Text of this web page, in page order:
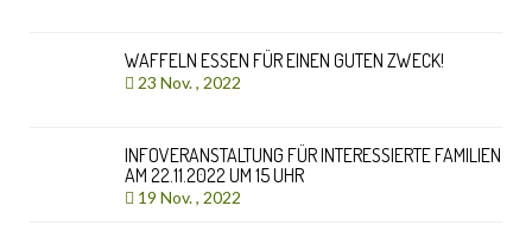
WAFFELN ESSEN FÜR EINEN GUTEN ZWECK!
23 Nov. , 2022
INFOVERANSTALTUNG FÜR INTERESSIERTE FAMILIEN
AM 22.11.2022 UM 15 UHR
19 Nov. , 2022